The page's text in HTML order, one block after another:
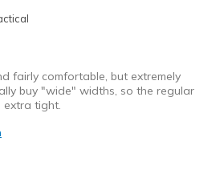
are for Wearing
fairly comfortable, but extremely
buy "wide" widths, so the regular
extra tight.